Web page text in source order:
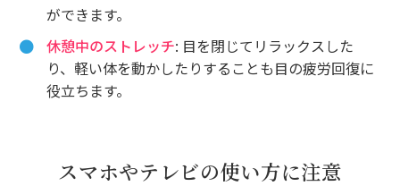
ができます。
休憩中のストレッチ: 目を閉じてリラックスした
り、軽い体を動かしたりすることも目の疲労回復に
役立ちます。
スマホやテレビの使い方に注意